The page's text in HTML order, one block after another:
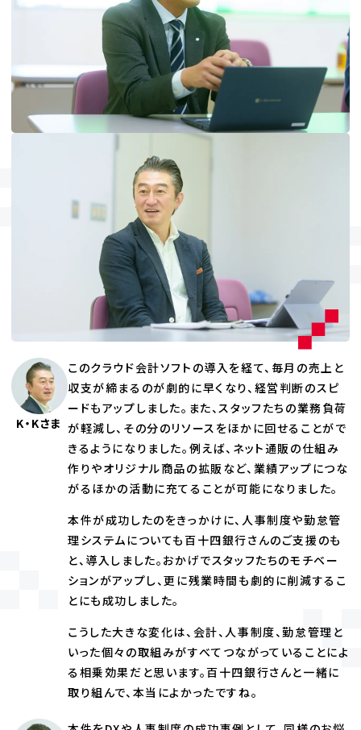
K・Kさま
このクラウド会計ソフトの導入を経て、毎月の売上と
収支が締まるのが劇的に早くなり、経営判断のスピ
ードもアップしました。また、スタッフたちの業務負荷
が軽減し、その分のリソースをほかに回せることがで
きるようになりました。例えば、ネット通販の仕組み
作りやオリジナル商品の拡販など、業績アップにつな
がるほかの活動に充てることが可能になりました。
本件が成功したのをきっかけに、人事制度や勤怠管
理システムについても百十四銀行さんのご支援のも
と、導入しました。おかげでスタッフたちのモチベー
ションがアップし、更に残業時間も劇的に削減するこ
とにも成功しました。
こうした大きな変化は、会計、人事制度、勤怠管理と
いった個々の取組みがすべてつながっていることによ
る相乗効果だと思います。百十四銀行さんと一緒に
取り組んで、本当によかったですね。